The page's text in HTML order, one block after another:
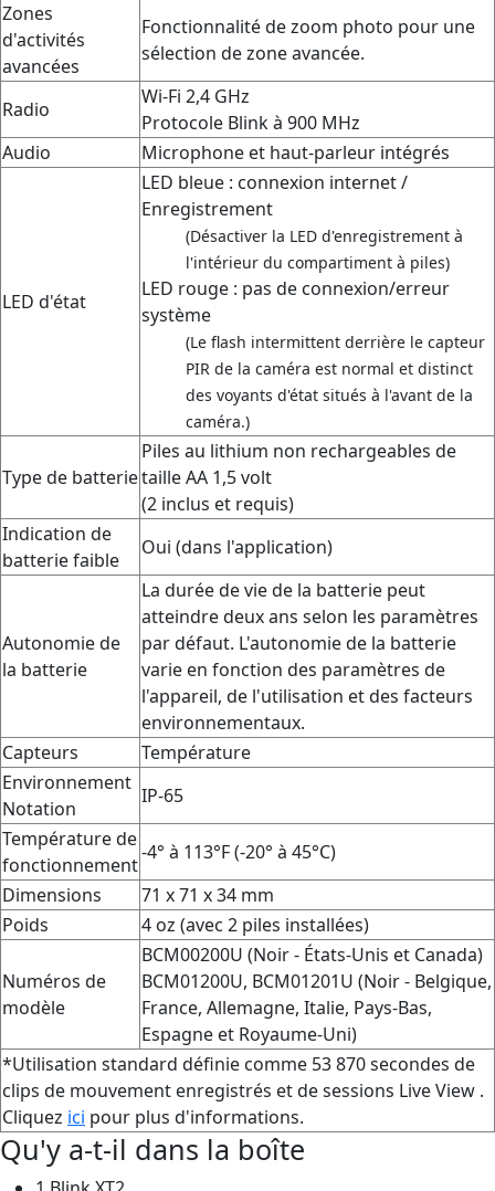
Zones
d'activités
avancées
Fonctionnalité de zoom photo pour une
sélection de zone avancée.
Radio
Wi-Fi 2,4 GHz
Protocole Blink à 900 MHz
Audio
Microphone et haut-parleur intégrés
LED d'état
LED bleue : connexion internet /
Enregistrement
(Désactiver la LED d'enregistrement à
l'intérieur du compartiment à piles)
LED rouge : pas de connexion/erreur
système
(Le flash intermittent derrière le capteur
PIR de la caméra est normal et distinct
des voyants d'état situés à l'avant de la
caméra.)
Type de batterie
Piles au lithium non rechargeables de
taille AA 1,5 volt
(2 inclus et requis)
Indication de
batterie faible
Oui (dans l'application)
Autonomie de
la batterie
La durée de vie de la batterie peut
atteindre deux ans selon les paramètres
par défaut. L'autonomie de la batterie
varie en fonction des paramètres de
l'appareil, de l'utilisation et des facteurs
environnementaux.
Capteurs
Température
Environnement
Notation
IP-65
Température de
fonctionnement
-4° à 113°F (-20° à 45°C)
Dimensions
71 x 71 x 34 mm
Poids
4 oz (avec 2 piles installées)
Numéros de
modèle
BCM00200U (Noir - États-Unis et Canada)
BCM01200U, BCM01201U (Noir - Belgique,
France, Allemagne, Italie, Pays-Bas,
Espagne et Royaume-Uni)
*Utilisation standard définie comme 53 870 secondes de
clips de mouvement enregistrés et de sessions Live View .
Cliquez ici pour plus d'informations.
Qu'y a-t-il dans la boîte